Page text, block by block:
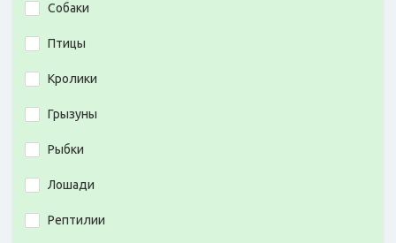
Собаки
Птицы
Кролики
Грызуны
Рыбки
Лошади
Рептилии